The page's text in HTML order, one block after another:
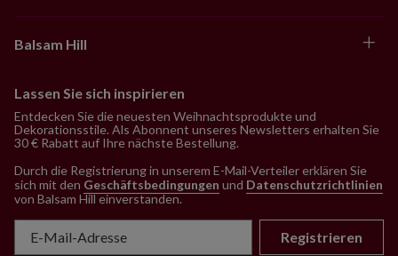
Balsam Hill
Lassen Sie sich inspirieren
Entdecken Sie die neuesten Weihnachtsprodukte und
Dekorationsstile. Als Abonnent unseres Newsletters erhalten Sie
30 € Rabatt auf Ihre nächste Bestellung.
Durch die Registrierung in unserem E-Mail-Verteiler erklären Sie
sich mit den Geschäftsbedingungen und Datenschutzrichtlinien
von Balsam Hill einverstanden.
Registrieren